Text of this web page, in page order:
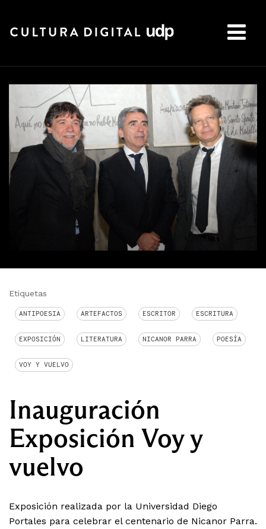
Etiquetas
ANTIPOESIA ARTEFACTOS ESCRITOR ESCRITURA
EXPOSICIÓN LITERATURA NICANOR PARRA POESÍA
VOY Y VUELVO
Inauguración
Exposición Voy y
vuelvo
Exposición realizada por la Universidad Diego
Portales para celebrar el centenario de Nicanor Parra.